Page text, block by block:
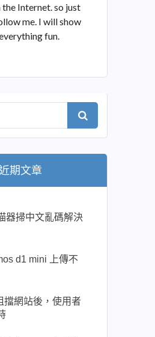
the Internet. so just
me. I will show
fun.
期文章
器掃中文亂碼解決
d1 mini 上傳不
擋網站後，使用者